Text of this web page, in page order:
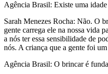
Agência Brasil: Existe uma
Sarah Menezes Rocha: Não. O
gente carrega ele na nossa vida
a nós ter essa sensibilidade de
nós. A criança que a gente foi
Agência Brasil: O brincar é